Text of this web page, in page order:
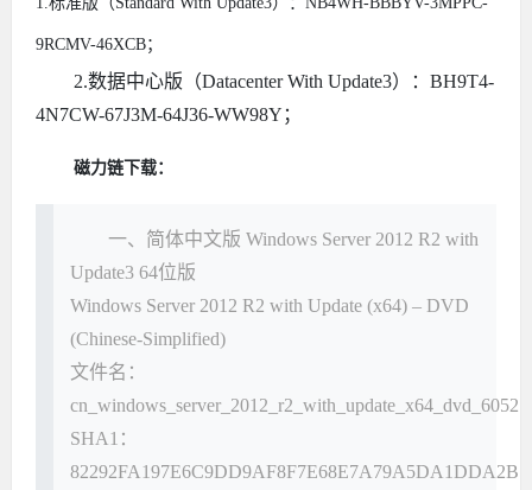
9RCMV-46XCB；
2.数据中心版（Datacenter With Update3）：BH9T4-
4N7CW-67J3M-64J36-WW98Y；
磁力链下载：
一、简体中文版 Windows Server 2012 R2 with
Update3 64位版
Windows Server 2012 R2 with Update (x64) – DVD
(Chinese-Simplified)
文件名：
SHA1：
82292FA197E6C9DD9AF8F7E68E7A79A5DA1DDA2B